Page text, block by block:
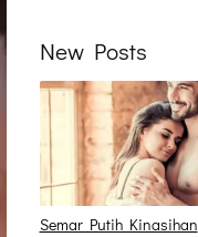
New Posts
Semar Putih Kinasihan